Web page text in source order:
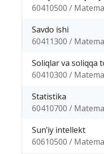
60410500 /
Savdo ishi
60411300 /
Soliqlar va soliqqa
60410300 /
Statistika
60410700 /
Sunʼiy intellekt
60610500 /